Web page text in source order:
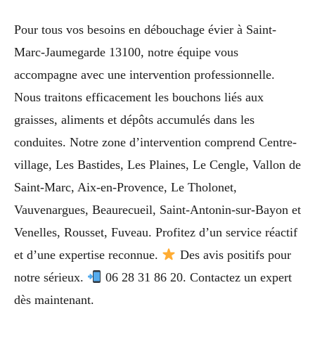
Pour tous vos besoins en débouchage évier à Saint-
Marc-Jaumegarde 13100, notre équipe vous
accompagne avec une intervention professionnelle.
Nous traitons efficacement les bouchons liés aux
graisses, aliments et dépôts accumulés dans les
conduites. Notre zone d’intervention comprend Centre-
village, Les Bastides, Les Plaines, Le Cengle, Vallon de
Saint-Marc, Aix-en-Provence, Le Tholonet,
Vauvenargues, Beaurecueil, Saint-Antonin-sur-Bayon et
Venelles, Rousset, Fuveau. Profitez d’un service réactif
et d’une expertise reconnue.
Des avis positifs pour
notre sérieux.
06 28 31 86 20. Contactez un expert
dès maintenant.